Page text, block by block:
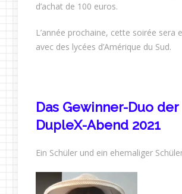
d’achat de 100 euros.
L’année prochaine, cette soirée sera
avec des lycées d’Amérique du Sud.
Das Gewinner-Duo der
DupleX-Abend 2021
Ein Schüler und ein ehemaliger